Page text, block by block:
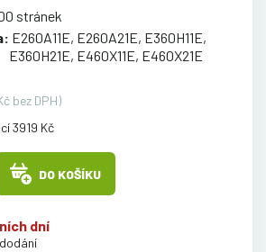
stránek
E260A11E, E260A21E, E360H11E,
E360H21E, E460X11E, E460X21E
bez DPH)
3919 Kč
DO KOŠÍKU
dní